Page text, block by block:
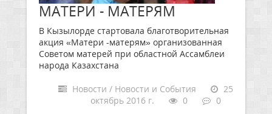
МАТЕРИ - МАТЕРЯМ
В Кызылорде стартовала благотворительная
акция «Матери -матерям» организованная
Советом матерей при областной Ассамблеи
народа Казахстана
Новости / Новости и События
25
октябрь 2016 г.
0 0